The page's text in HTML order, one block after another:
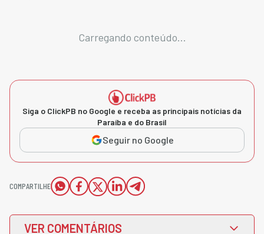
Carregando conteúdo...
Siga o ClickPB no Google e receba as principais notícias da
Paraíba e do Brasil
Seguir no Google
COMPARTILHE
VER COMENTÁRIOS